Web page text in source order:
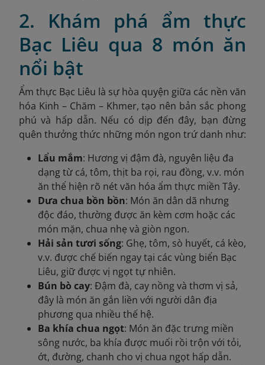
2. Khám phá ẩm thực
Bạc Liêu qua 8 món ăn
nổi bật
Ẩm thực Bạc Liêu là sự hòa quyện giữa các nền văn
hóa Kinh – Chăm – Khmer, tạo nên bản sắc phong
phú và hấp dẫn. Nếu có dịp đến đây, bạn đừng
quên thưởng thức những món ngon trứ danh như:
Lẩu mắm: Hương vị đậm đà, nguyên liệu đa
dạng từ cá, tôm, thịt ba rọi, rau đồng, v.v. món
ăn thể hiện rõ nét văn hóa ẩm thực miền Tây.
Dưa chua bồn bồn: Món ăn dân dã nhưng
độc đáo, thường được ăn kèm cơm hoặc các
món mặn, chua nhẹ và giòn ngon.
Hải sản tươi sống: Ghẹ, tôm, sò huyết, cá kèo,
v.v. được chế biến ngay tại các vùng biển Bạc
Liêu, giữ được vị ngọt tự nhiên.
Bún bò cay: Đậm đà, cay nồng và thơm vị sả,
đây là món ăn gắn liền với người dân địa
phương qua nhiều thế hệ.
Ba khía chua ngọt: Món ăn đặc trưng miền
sông nước, ba khía được muối rồi trộn với tỏi,
ớt, đường, chanh cho vị chua ngọt hấp dẫn.